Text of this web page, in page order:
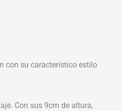
con su característico estilo
Con sus 9cm de altura,